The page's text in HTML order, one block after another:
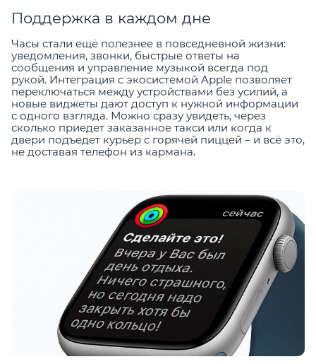
Поддержка в каждом дне
Часы стали ещё полезнее в повседневной жизни:
уведомления, звонки, быстрые ответы на
сообщения и управление музыкой всегда под
рукой. Интеграция с экосистемой Apple позволяет
переключаться между устройствами без усилий, а
новые виджеты дают доступ к нужной информации
с одного взгляда. Можно сразу увидеть, через
сколько приедет заказанное такси или когда к
двери подъедет курьер с горячей пиццей – и всё это,
не доставая телефон из кармана.